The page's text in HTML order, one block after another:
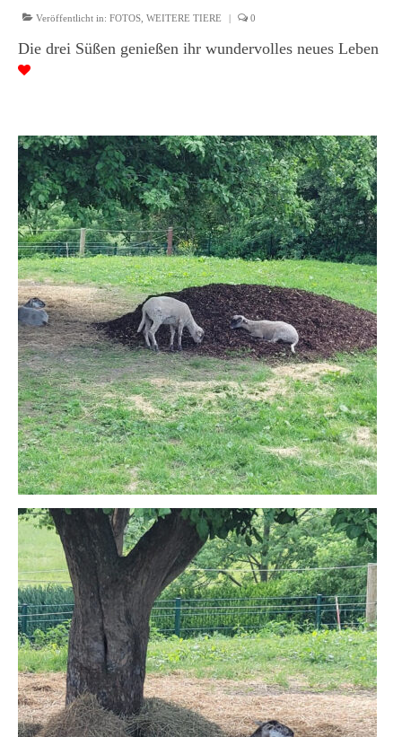
Veröffentlicht in: FOTOS WEITERE TIERE | 0
Die drei Süßen genießen ihr wundervolles neues Leben